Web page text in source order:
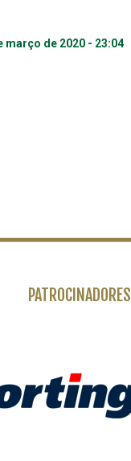
março de 2020 - 23:04
PATROCINADORES